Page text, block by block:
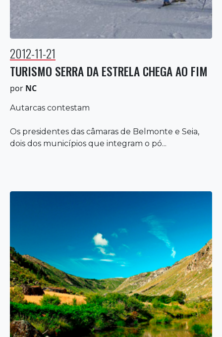
2012-11-21
TURISMO SERRA DA ESTRELA CHEGA AO FIM
por NC
Autarcas contestam
Os presidentes das câmaras de Belmonte e Seia,
dois dos municípios que integram o pó...